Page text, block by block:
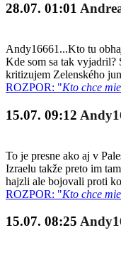
28.07. 01:01
Andy16661...Kto tu
Kde som sa tak vyjadril?
kritizujem Zelenského
ROZPOR: "Kto chce
15.07. 09:12
To je presne ako aj v
Izraelu takže preto im
hajzli ale bojovali proti
ROZPOR: "Kto chce
15.07. 08:25